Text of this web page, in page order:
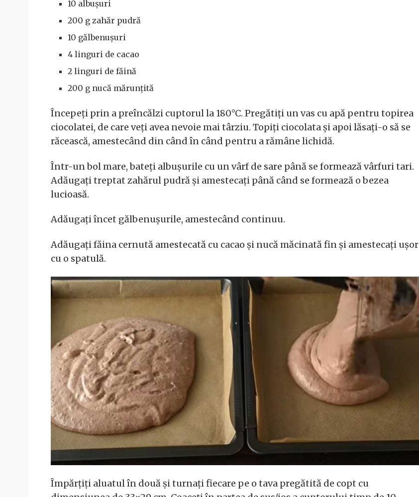
10 albușuri
200 g zahăr pudră
10 gălbenușuri
4 linguri de cacao
2 linguri de făină
200 g nucă mărunțită
Începeți prin a preîncălzi cuptorul la 180°C. Pregătiți un vas cu apă pentru topirea
ciocolatei, de care veți avea nevoie mai târziu. Topiți ciocolata și apoi lăsați-o să se
răcească, amestecând din când în când pentru a rămâne lichidă.
Într-un bol mare, bateți albușurile cu un vârf de sare până se formează vârfuri tari.
Adăugați treptat zahărul pudră și amestecați până când se formează o bezea
lucioasă.
Adăugați încet gălbenușurile, amestecând continuu.
Adăugați făina cernută amestecată cu cacao și nucă măcinată fin și amestecați ușor
cu o spatulă.
Împărțiți aluatul în două și turnați fiecare pe o tava pregătită de copt cu